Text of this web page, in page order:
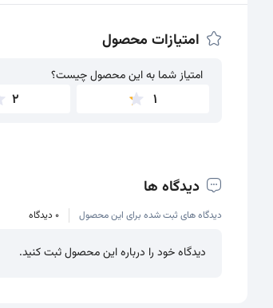
امتیازات محصول
امتیاز شما به این محصول چیست؟
امتیاز شما به این محصول چیست؟
1
2
دیدگاه ها
دیدگاه های ثبت شده برای این محصول 0 دیدگاه
دیدگاه خود را درباره این محصول ثبت کنید.